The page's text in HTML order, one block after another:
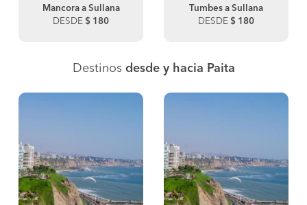
Mancora a Sullana
DESDE $ 180
Tumbes a Sullana
DESDE $ 180
Destinos desde y hacia Paita